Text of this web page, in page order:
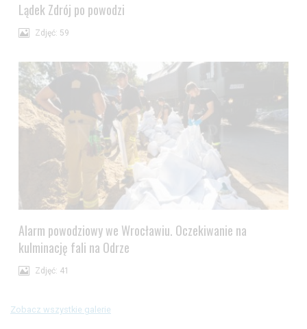
Lądek Zdrój po powodzi
Zdjęć: 59
Alarm powodziowy we Wrocławiu. Oczekiwanie na
kulminację fali na Odrze
Zdjęć: 41
Zobacz wszystkie galerie